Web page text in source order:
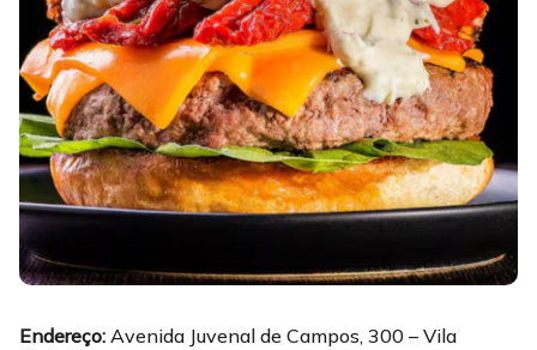
Endereço: Avenida Juvenal de Campos, 300 – Vila